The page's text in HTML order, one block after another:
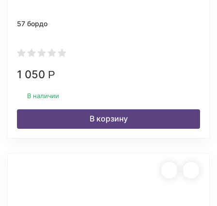
57 бордо
1 050 Р
В наличии
В корзину